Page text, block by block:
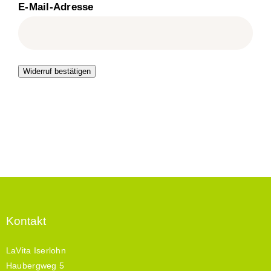
E-Mail-Adresse
Widerruf bestätigen
Kontakt
LaVita Iserlohn
Haubergweg 5